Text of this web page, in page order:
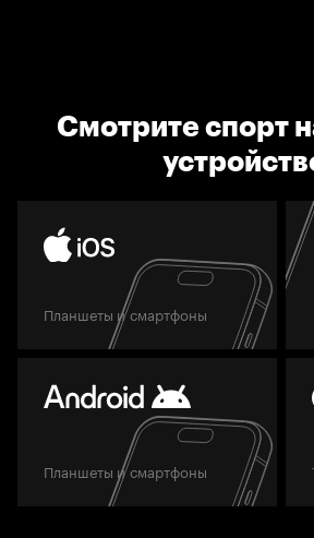
Смотрите спорт
Планшеты и смартфоны
Планшеты и смартфоны